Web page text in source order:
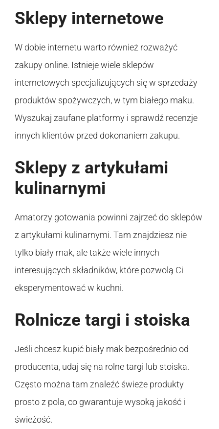
Sklepy internetowe
W dobie internetu warto również rozważyć
zakupy online. Istnieje wiele sklepów
internetowych specjalizujących się w sprzedaży
produktów spożywczych, w tym białego maku.
Wyszukaj zaufane platformy i sprawdź recenzje
innych klientów przed dokonaniem zakupu.
Sklepy z artykułami
kulinarnymi
Amatorzy gotowania powinni zajrzeć do sklepów
z artykułami kulinarnymi. Tam znajdziesz nie
tylko biały mak, ale także wiele innych
interesujących składników, które pozwolą Ci
eksperymentować w kuchni.
Rolnicze targi i stoiska
Jeśli chcesz kupić biały mak bezpośrednio od
producenta, udaj się na rolne targi lub stoiska.
Często można tam znaleźć świeże produkty
prosto z pola, co gwarantuje wysoką jakość i
świeżość.